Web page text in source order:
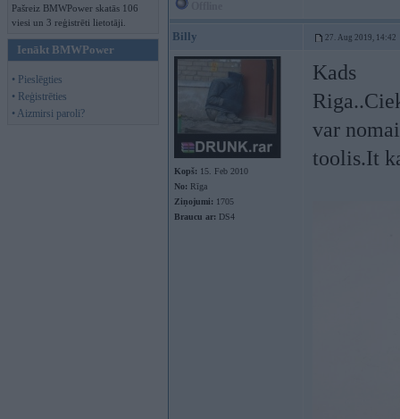
Pašreiz BMWPower skatās 106
viesi un 3 reģistrēti lietotāji.
Ienākt BMWPower
• Pieslēgties
• Reģistrēties
• Aizmirsi paroli?
Billy 27. Aug 2019, 14:42
Kopš: 15. Feb 2010
No: Rīga
Ziņojumi: 1705
Braucu ar: DS4
Kads
var
toolis.It